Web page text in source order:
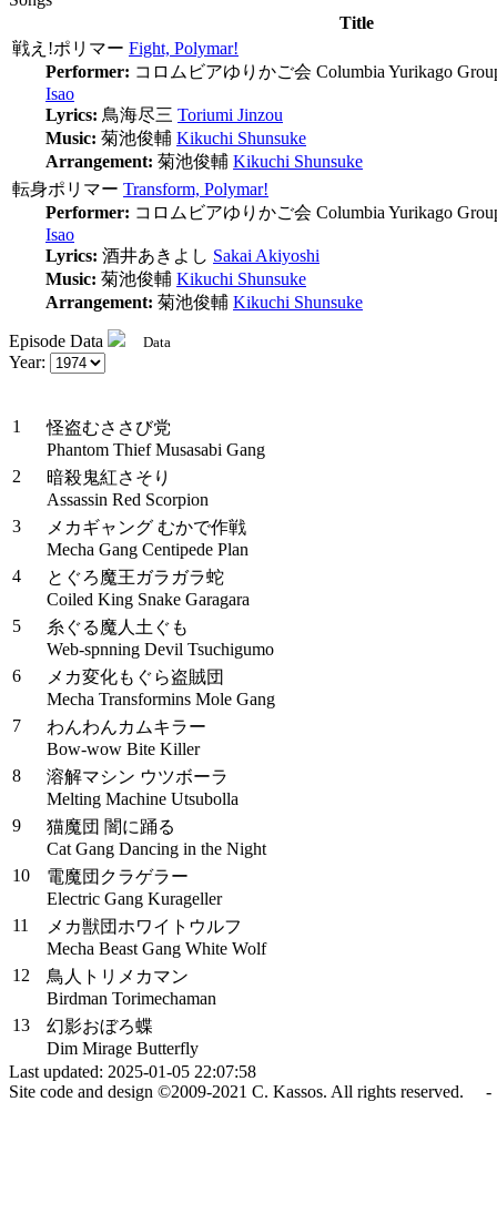
Title
戦え!ポリマー Fight, Polymar!
Performer: コロムビアゆりかご会 Columbia Yurikago
Isao
Lyrics: 鳥海尽三 Toriumi Jinzou
Music: 菊池俊輔 Kikuchi Shunsuke
Arrangement: 菊池俊輔 Kikuchi Shunsuke
転身ポリマー Transform, Polymar!
Performer: コロムビアゆりかご会 Columbia Yurikago
Isao
Lyrics: 酒井あきよし Sakai Akiyoshi
Music: 菊池俊輔 Kikuchi Shunsuke
Arrangement: 菊池俊輔 Kikuchi Shunsuke
Episode Data Data
Year:
1
怪盗むささび党
Phantom Thief Musasabi Gang
2
暗殺鬼紅さそり
Assassin Red Scorpion
3
メカギャング むかで作戦
Mecha Gang Centipede Plan
4
とぐろ魔王ガラガラ蛇
Coiled King Snake Garagara
5
糸ぐる魔人土ぐも
Web-spnning Devil Tsuchigumo
6
メカ変化もぐら盗賊団
Mecha Transformins Mole Gang
7
わんわんカムキラー
Bow-wow Bite Killer
8
溶解マシン ウツボーラ
Melting Machine Utsubolla
9
猫魔団 闇に踊る
Cat Gang Dancing in the Night
10
電魔団クラゲラー
Electric Gang Kurageller
11
メカ獣団ホワイトウルフ
Mecha Beast Gang White Wolf
12
鳥人トリメカマン
Birdman Torimechaman
13
幻影おぼろ蝶
Dim Mirage Butterfly
Last updated: 2025-01-05 22:07:58
Site code and design ©2009-2021 C. Kassos. All rights reserved.